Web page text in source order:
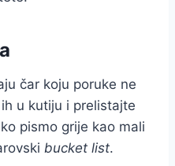
čar koju poruke ne
u kutiju i prelistajte
pismo grije kao mali
bucket list.